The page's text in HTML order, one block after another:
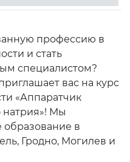
профессию в
и стать
специалистом?
вас на курс
«Аппаратчик
натрия»! Мы
образование в
Гродно, Могилев и